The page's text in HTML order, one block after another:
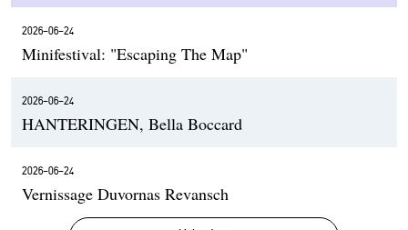
2026-06-24
Minifestival: "Escaping The Map"
2026-06-24
HANTERINGEN, Bella Boccard
2026-06-24
Vernissage Duvornas Revansch